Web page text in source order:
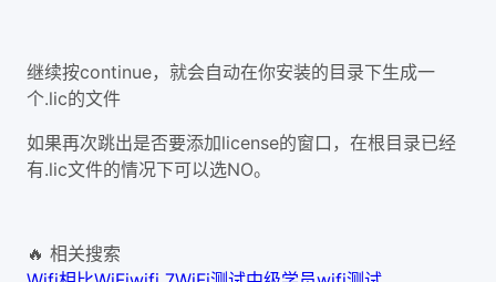
继续按continue，就会自动在你安装的目录下生成一
个.lic的文件
如果再次跳出是否要添加license的窗口，在根目录已经
有.lic文件的情况下可以选NO。
🔥 相关搜索